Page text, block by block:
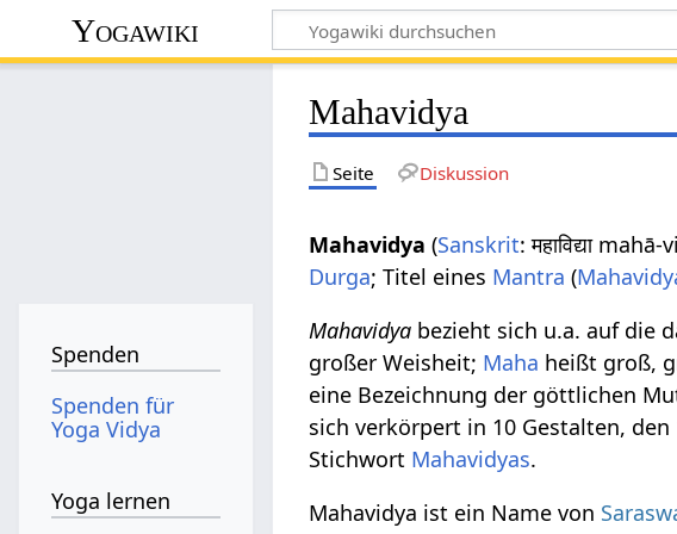
Yogawiki
Mahavidya
Seite Diskussion
Mahavidya (Sanskrit: महाविद्या
Durga; Titel eines Mantra (
Mahavidya bezieht sich u.a. auf die
großer Weisheit; Maha heißt groß,
eine Bezeichnung der göttlichen
sich verkörpert in 10 Gestalten, den
Stichwort Mahavidyas.
Mahavidya ist ein Name von
Spenden
Spenden für
Yoga Vidya
Yoga lernen